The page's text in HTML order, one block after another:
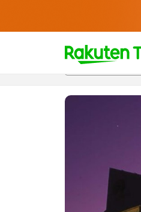
t
p
a
概覽房間及住宿方案